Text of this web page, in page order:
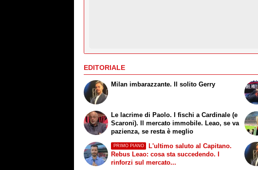
EDITORIALE
Milan imbarazzante. Il solito Gerry
Le lacrime di Paolo. I fischi a Cardinale (e
Scaroni). Il mercato immobile. Leao, se va
pazienza, se resta è meglio
PRIMO PIANO
L'ultimo saluto al Capitano.
Rebus Leao: cosa sta succedendo. I
rinforzi sul mercato...